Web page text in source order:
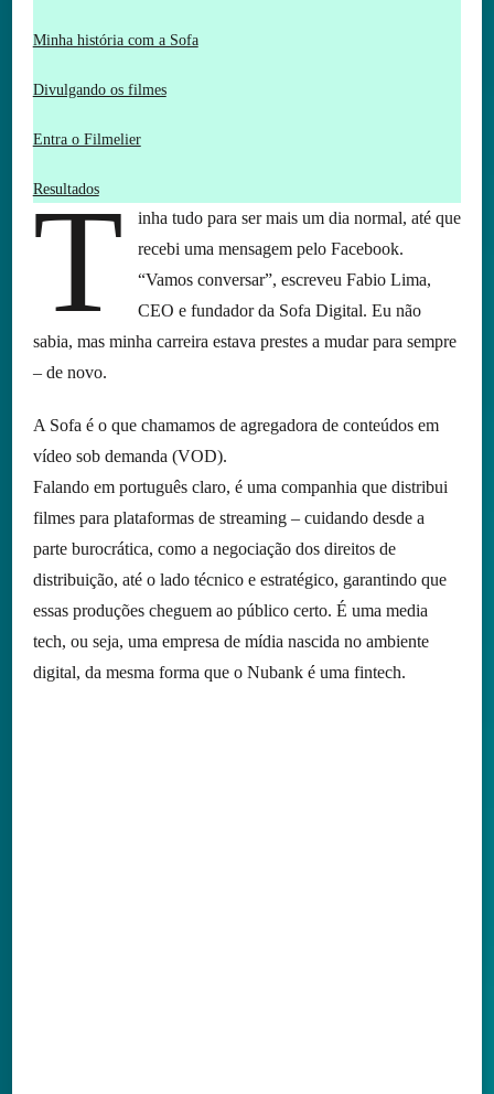
Minha história com a Sofa
Divulgando os filmes
Entra o Filmelier
Resultados
T
inha tudo para ser mais um dia normal, até que
recebi uma mensagem pelo Facebook.
“Vamos conversar”, escreveu Fabio Lima,
CEO e fundador da Sofa Digital. Eu não
sabia, mas minha carreira estava prestes a mudar para sempre
– de novo.
A Sofa é o que chamamos de agregadora de conteúdos em
vídeo sob demanda (VOD).
Falando em português claro, é uma companhia que distribui
filmes para plataformas de streaming – cuidando desde a
parte burocrática, como a negociação dos direitos de
distribuição, até o lado técnico e estratégico, garantindo que
essas produções cheguem ao público certo. É uma media
tech, ou seja, uma empresa de mídia nascida no ambiente
digital, da mesma forma que o Nubank é uma fintech.